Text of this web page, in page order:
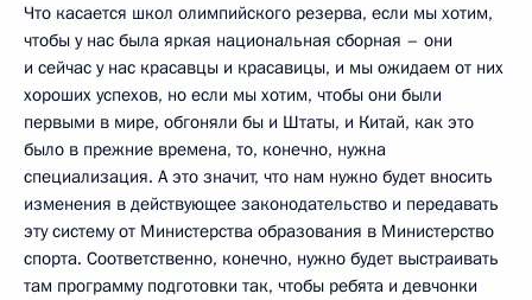
Что касается школ олимпийского резерва, если мы хотим,
чтобы у нас была яркая национальная сборная – они
и сейчас у нас красавцы и красавицы, и мы ожидаем от них
хороших успехов, но если мы хотим, чтобы они были
первыми в мире, обгоняли бы и Штаты, и Китай, как это
было в прежние времена, то, конечно, нужна
специализация. А это значит, что нам нужно будет вносить
изменения в действующее законодательство и передавать
эту систему от Министерства образования в Министерство
спорта. Соответственно, конечно, нужно будет выстраивать
там программу подготовки так, чтобы ребята и девчонки